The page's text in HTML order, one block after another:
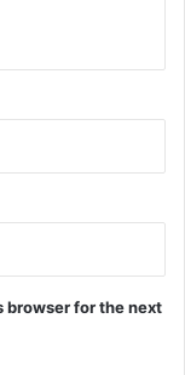
browser for the next